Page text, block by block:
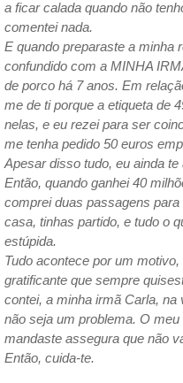
a ficar calada quando não
comentei nada.
E quando preparaste a minha
confundido com a MINHA
de porco há 7 anos. Em
me de ti porque a etiqueta de
nelas, e eu rezei para ser
me tenha pedido 50 euros
Apesar disso tudo, eu ainda
Então, quando ganhei 40
comprei duas passagens
casa, tinhas partido, e tudo o
estúpida.
Tudo acontece por um
gratificante que sempre
contei, a minha irmã Carla,
não seja um problema. O
mandaste assegura que não
Então, cuida-te.